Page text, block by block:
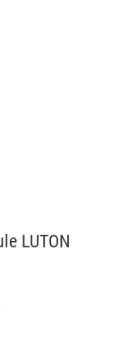
LUTON